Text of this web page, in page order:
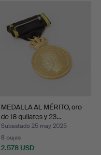
MEDALLA AL MÉRITO, oro
de 18 quilates y 23…
Subastado 25 may 2025
8 pujas
2.578 USD